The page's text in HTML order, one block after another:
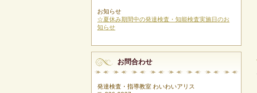
お知らせ
☆夏休み期間中の発達検査・知能検査実施日のお
知らせ
お問合わせ
発達検査・指導教室 わいわいアリス